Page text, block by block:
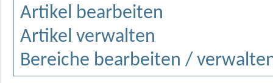
Artikel bearbeiten
Artikel verwalten
Bereiche bearbeiten /